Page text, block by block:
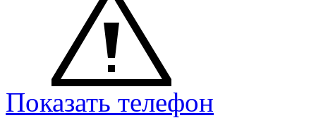
Показать телефон